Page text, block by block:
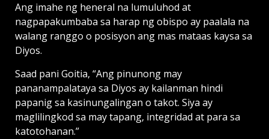
Ang imahe ng heneral na lumuluhod at
nagpapakumbaba sa harap ng obispo ay paalala na
walang ranggo o posisyon ang mas mataas kaysa sa
Diyos.
Saad pani Goitia, “Ang pinunong may
pananampalataya sa Diyos ay kailanman hindi
papanig sa kasinungalingan o takot. Siya ay
maglilingkod sa may tapang, integridad at para sa
katotohanan.”